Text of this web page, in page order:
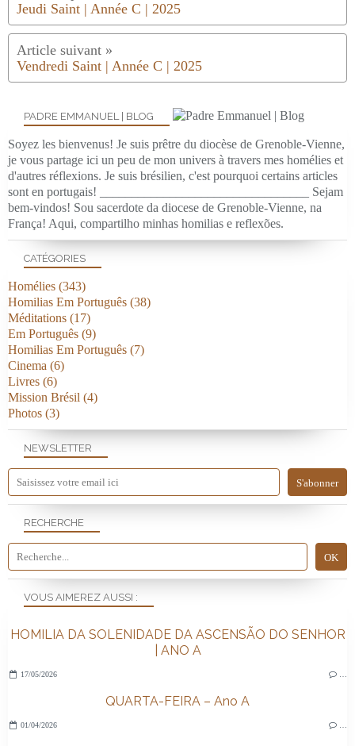
Jeudi Saint | Année C | 2025
Vendredi Saint | Année C | 2025
NEWSLETTER
RECHERCHE
PADRE EMMANUEL | BLOG
Soyez les bienvenus! Je suis prêtre du diocèse de Grenoble-Vienne,
je vous partage ici un peu de mon univers à travers mes homélies et
d'autres réflexions. Je suis brésilien, c'est pourquoi certains articles
sont en portugais! _________________________________ Sejam
bem-vindos! Sou sacerdote da diocese de Grenoble-Vienne, na
França! Aqui, compartilho minhas homilias e reflexões.
VOUS AIMEREZ AUSSI :
HOMILIA DA SOLENIDADE DA ASCENSÃO DO SENHOR
| ANO A
17/05/2026
QUARTA-FEIRA – Ano A
01/04/2026
CATÉGORIES
Homélies (343)
Homilias Em Português (38)
Méditations (17)
Em Português (9)
Homilias Em Português (7)
Cinema (6)
Livres (6)
Mission Brésil (4)
Photos (3)